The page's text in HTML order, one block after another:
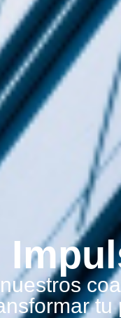
tu